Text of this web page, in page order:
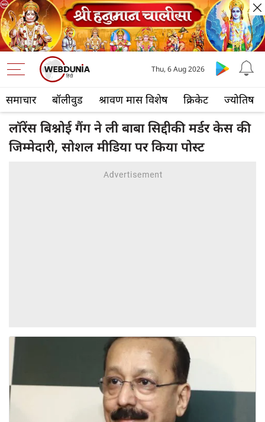
समाचार बॉलीवुड श्रावण मास विशेष क्रिकेट ज्योतिष
Thu, 6 Aug 2026
लॉरेंस बिश्नोई गैंग ने ली बाबा सिद्दीकी मर्डर केस की
जिम्मेदारी, सोशल मीडिया पर किया पोस्ट